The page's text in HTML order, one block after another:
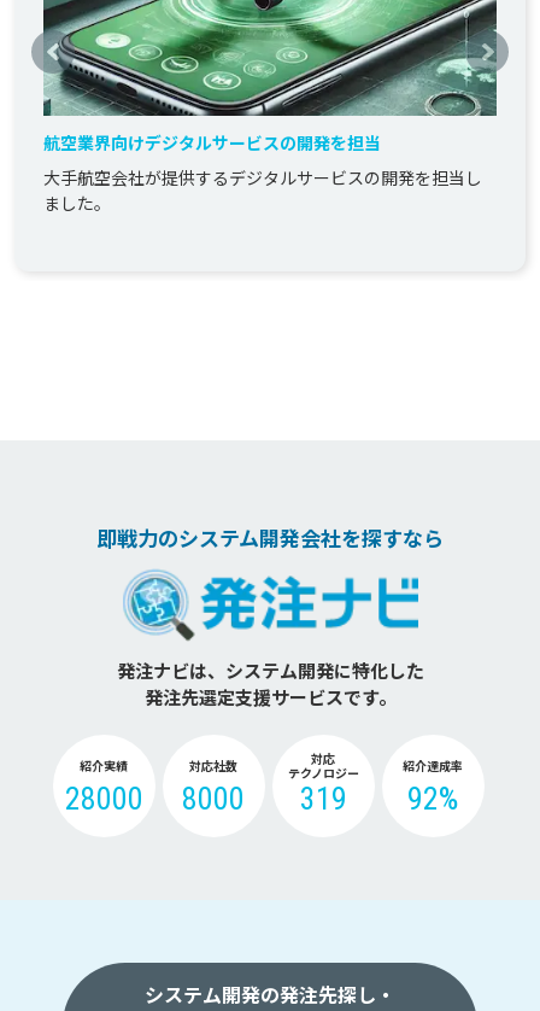
航空業界向けデジタルサービスの開発を担当
大手航空会社が提供するデジタルサービスの開発を担当し
ました。
即戦力のシステム開発会社を探すなら
発注ナビは、システム開発に特化した
発注先選定支援サービスです。
紹介実績
28000
対応社数
8000
対応
テクノロジー
319
紹介達成率
92%
システム開発の発注先探し・